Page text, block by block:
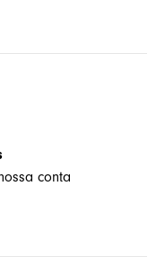
conta